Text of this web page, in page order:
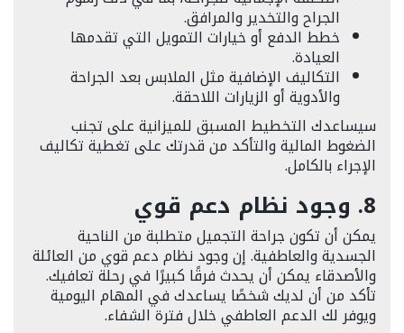
الجراح والتخدير والمرافق.
خطط الدفع أو خيارات التمويل التي تقدمها
العيادة.
التكاليف الإضافية مثل الملابس بعد الجراحة
والأدوية أو الزيارات اللاحقة.
سيساعدك التخطيط المسبق للميزانية على تجنب
الضغوط المالية والتأكد من قدرتك على تغطية تكاليف
الإجراء بالكامل.
8. وجود نظام دعم قوي
يمكن أن تكون جراحة التجميل متطلبة من الناحية
الجسدية والعاطفية. إن وجود نظام دعم قوي من العائلة
والأصدقاء يمكن أن يحدث فرقًا كبيرًا في رحلة تعافيك.
تأكد من أن لديك شخصًا يساعدك في المهام اليومية
ويوفر لك الدعم العاطفي خلال فترة الشفاء.